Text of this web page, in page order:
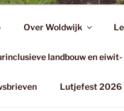
Over Woldwijk
landbouw en
Lutjefest 2026